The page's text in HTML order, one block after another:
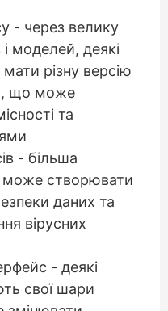
- через велику
і моделей, деякі
різну версію
що може
та
- більша
може створювати
даних та
вірусних
- деякі
свої шари